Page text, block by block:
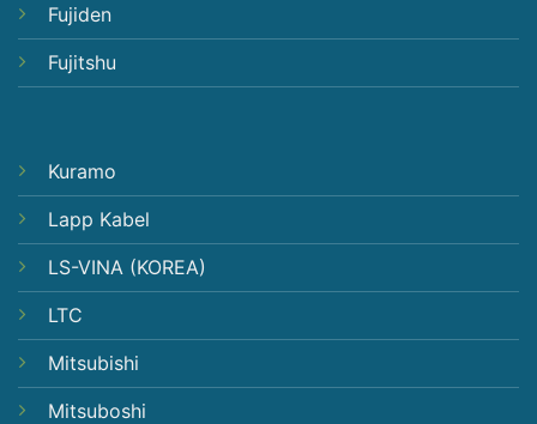
Fujiden
Fujitshu
Kuramo
Lapp Kabel
LS-VINA (KOREA)
LTC
Mitsubishi
Mitsuboshi